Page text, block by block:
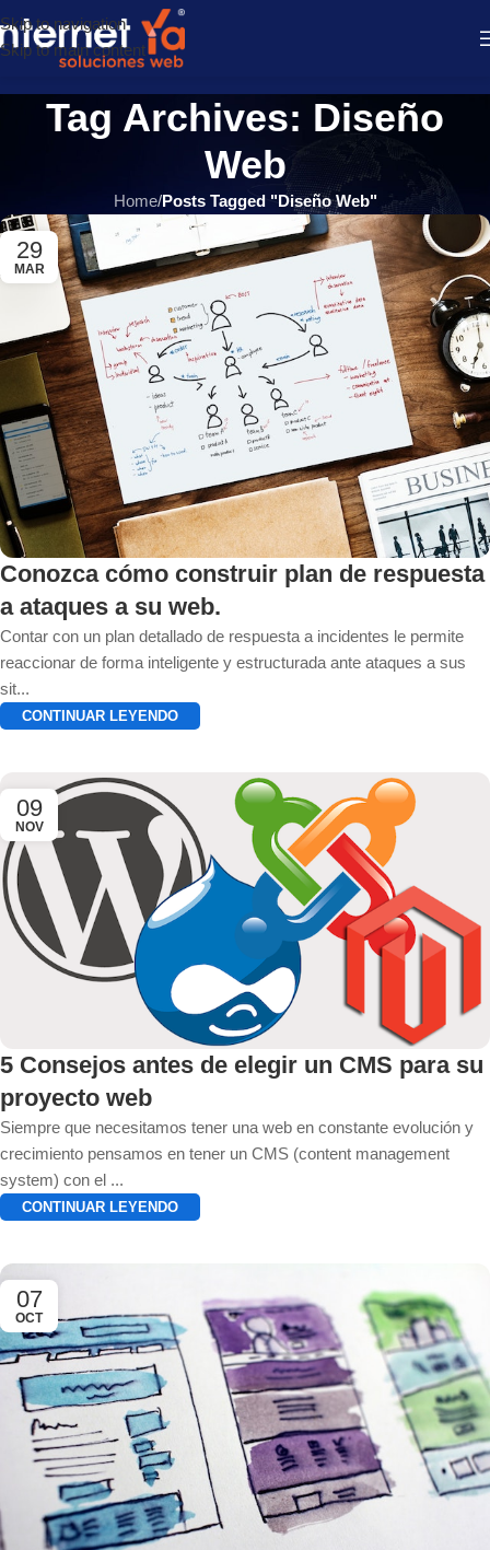
Skip to navigation
Skip to main content
Tag Archives: Diseño
Web
Home/Posts Tagged "Diseño Web"
29
MAR
Conozca cómo construir plan de respuesta
a ataques a su web.
Contar con un plan detallado de respuesta a incidentes le permite
reaccionar de forma inteligente y estructurada ante ataques a sus
sit...
CONTINUAR LEYENDO
09
NOV
5 Consejos antes de elegir un CMS para su
proyecto web
Siempre que necesitamos tener una web en constante evolución y
crecimiento pensamos en tener un CMS (content management
system) con el ...
CONTINUAR LEYENDO
07
OCT